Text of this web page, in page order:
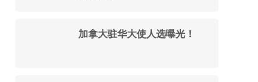
加拿大驻华大使人选曝光！